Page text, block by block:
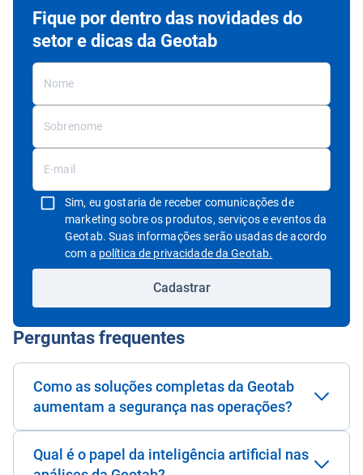
Fique por dentro das novidades do
setor e dicas da Geotab
Sim, eu gostaria de receber comunicações de
marketing sobre os produtos, serviços e eventos da
Geotab. Suas informações serão usadas de acordo
com a política de privacidade da Geotab.
Cadastrar
Perguntas frequentes
Como as soluções completas da Geotab
aumentam a segurança nas operações?
Qual é o papel da inteligência artificial nas